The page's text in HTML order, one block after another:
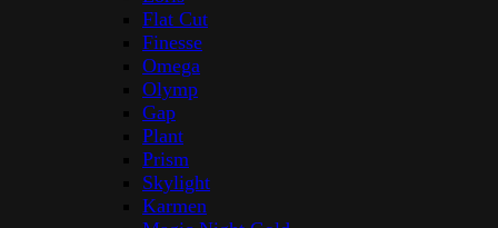
Flat Cut
Finesse
Omega
Olymp
Gap
Plant
Prism
Skylight
Karmen